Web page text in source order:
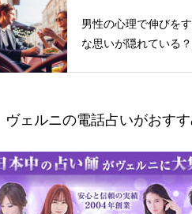
男性の心理で伸びを
な思いが隠れている？
ヴェルニの電話占いがおすす